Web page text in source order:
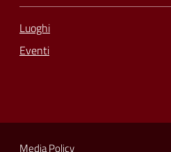
Luoghi
Eventi
Media Policy